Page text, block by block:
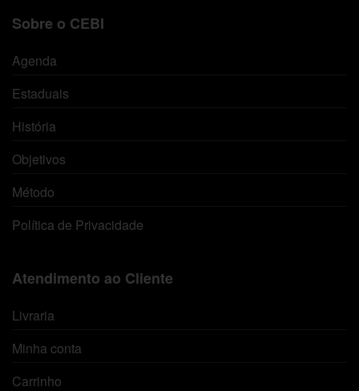
Sobre o CEBI
Agenda
Estaduais
História
Objetivos
Método
Política de Privacidade
Atendimento ao Cliente
Livraria
Minha conta
Carrinho